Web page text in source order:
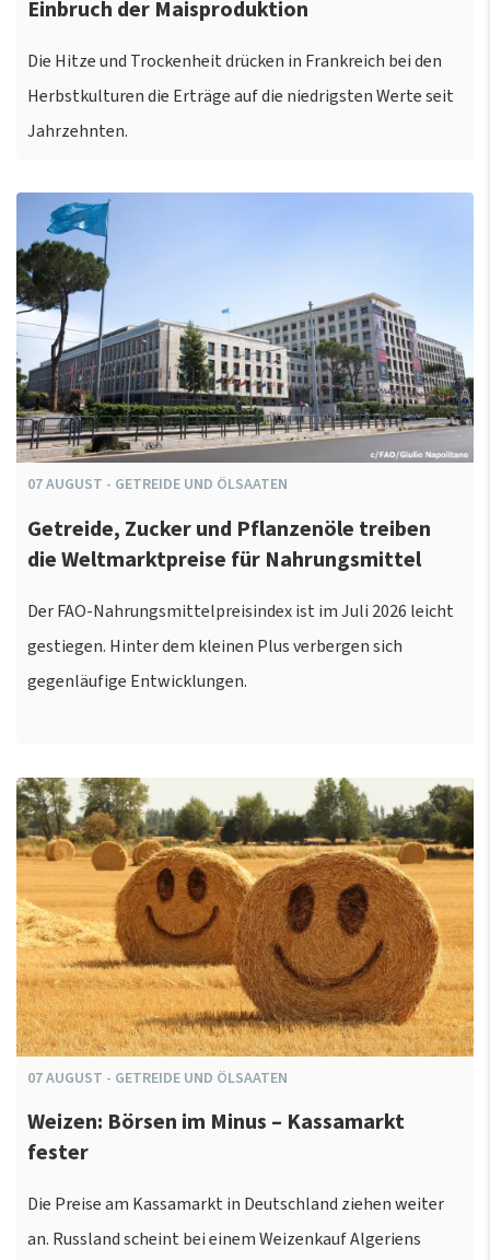
Einbruch der Maisproduktion
Die Hitze und Trockenheit drücken in Frankreich bei den
Herbstkulturen die Erträge auf die niedrigsten Werte seit
Jahrzehnten.
07AUGUST - GETREIDE UND ÖLSAATEN
Getreide, Zucker und Pflanzenöle treiben
die Weltmarktpreise für Nahrungsmittel
Der FAO-Nahrungsmittelpreisindex ist im Juli 2026 leicht
gestiegen. Hinter dem kleinen Plus verbergen sich
gegenläufige Entwicklungen.
07AUGUST - GETREIDE UND ÖLSAATEN
Weizen: Börsen im Minus – Kassamarkt
fester
Die Preise am Kassamarkt in Deutschland ziehen weiter
an. Russland scheint bei einem Weizenkauf Algeriens